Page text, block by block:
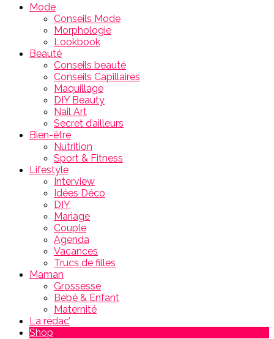
Mode
Conseils Mode
Morphologie
Lookbook
Beauté
Conseils beauté
Conseils Capillaires
Maquillage
DIY Beauty
Nail Art
Secret d’ailleurs
Bien-être
Nutrition
Sport & Fitness
Lifestyle
Interview
Idées Déco
DIY
Mariage
Couple
Agenda
Vacances
Trucs de filles
Maman
Grossesse
Bébé & Enfant
Maternité
La rédac’
Shop